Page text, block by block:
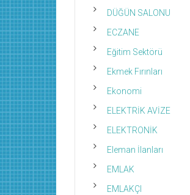
DÜĞÜN SALONU
ECZANE
Eğitim Sektörü
Ekmek Fırınları
Ekonomi
ELEKTRİK AVİZE
ELEKTRONİK
Eleman İlanları
EMLAK
EMLAKÇI